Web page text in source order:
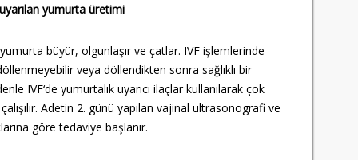
yumurta üretimi
büyür, olgunlaşır ve çatlar. IVF işlemlerinde
veya döllendikten sonra sağlıklı bir
IVF‘de yumurtalık uyarıcı ilaçlar kullanılarak çok
Adetin 2. günü yapılan vajinal ultrasonografi ve
göre tedaviye başlanır.